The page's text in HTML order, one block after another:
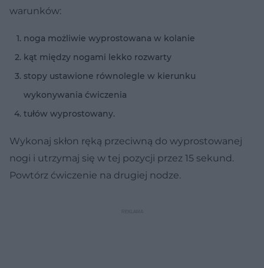
warunków:
noga możliwie wyprostowana w kolanie
kąt między nogami lekko rozwarty
stopy ustawione równolegle w kierunku
wykonywania ćwiczenia
tułów wyprostowany.
Wykonaj skłon ręką przeciwną do wyprostowanej
nogi i utrzymaj się w tej pozycji przez 15 sekund.
Powtórz ćwiczenie na drugiej nodze.